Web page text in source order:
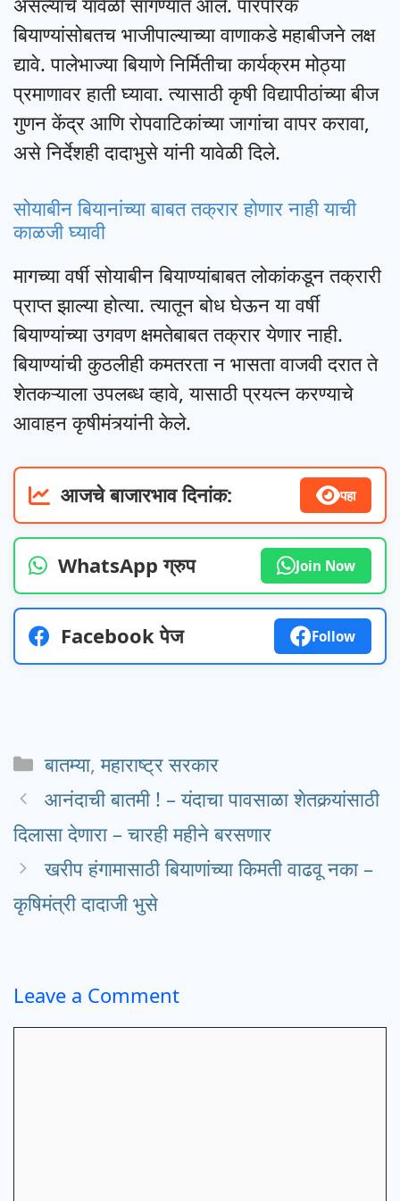
बियाण्यांसोबतच भाजीपाल्याच्या वाणाकडे महाबीजने लक्ष
द्यावे. पालेभाज्या बियाणे निर्मितीचा कार्यक्रम मोठ्या
प्रमाणावर हाती घ्यावा. त्यासाठी कृषी विद्यापीठांच्या बीज
गुणन केंद्र आणि रोपवाटिकांच्या जागांचा वापर करावा,
असे निर्देशही दादाभुसे यांनी यावेळी दिले.
सोयाबीन बियानांच्या बाबत तक्रार होणार नाही याची
काळजी घ्यावी
मागच्या वर्षी सोयाबीन बियाण्यांबाबत लोकांकडून तक्रारी
प्राप्त झाल्या होत्या. त्यातून बोध घेऊन या वर्षी
बियाण्यांच्या उगवण क्षमतेबाबत तक्रार येणार नाही.
बियाण्यांची कुठलीही कमतरता न भासता वाजवी दरात ते
शेतकऱ्याला उपलब्ध व्हावे, यासाठी प्रयत्न करण्याचे
आवाहन कृषीमंत्र्यांनी केले.
आजचे बाजारभाव दिनांक: पहा
WhatsApp ग्रुप Join Now
Facebook पेज Follow
Categories
बातम्या,महाराष्ट्र सरकार
आनंदाची बातमी ! – यंदाचा पावसाळा शेतकर्‍यांसाठी
दिलासा देणारा – चारही महीने बरसणार
खरीप हंगामासाठी बियाणांच्या किमती वाढवू नका –
कृषिमंत्री दादाजी भुसे
Leave a Comment